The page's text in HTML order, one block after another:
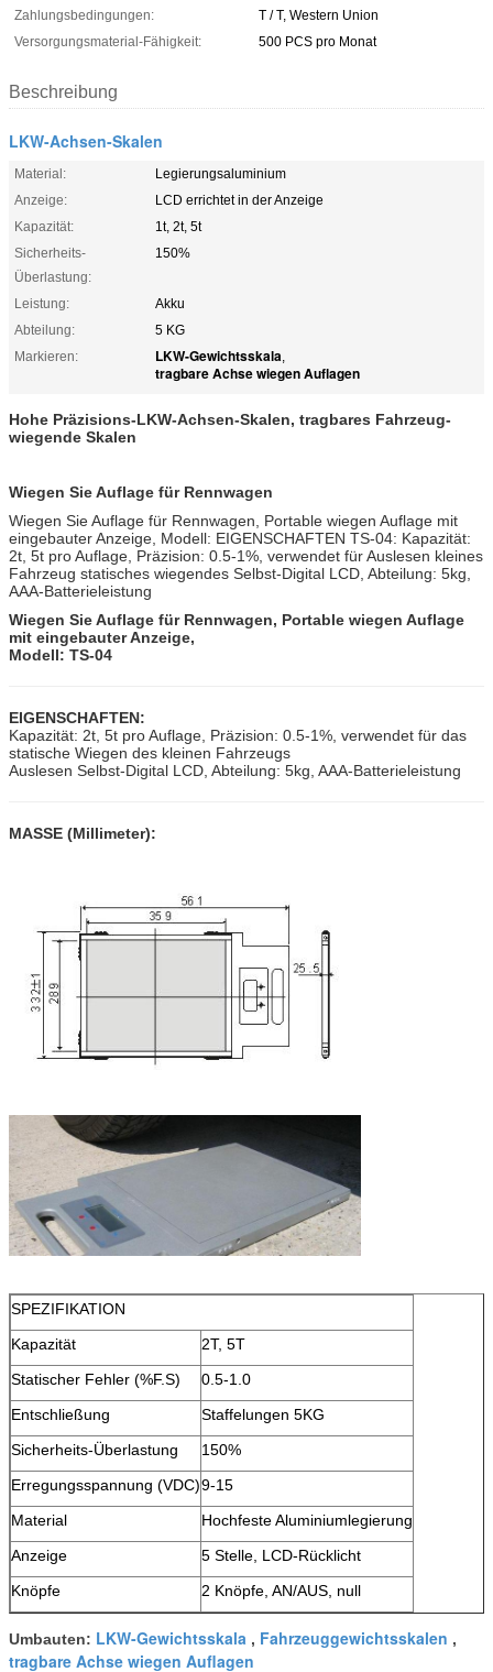
Zahlungsbedingungen:
T / T, Western Union
Versorgungsmaterial-Fähigkeit:
500 PCS pro Monat
Beschreibung
LKW-Achsen-Skalen
Material:
Legierungsaluminium
Anzeige:
LCD errichtet in der Anzeige
Kapazität:
1t, 2t, 5t
Sicherheits-
Überlastung:
150%
Leistung:
Akku
Abteilung:
5 KG
Markieren:
LKW-Gewichtsskala,
tragbare Achse wiegen Auflagen
Hohe Präzisions-LKW-Achsen-Skalen, tragbares Fahrzeug-
wiegende Skalen
Wiegen Sie Auflage für Rennwagen
Wiegen Sie Auflage für Rennwagen, Portable wiegen Auflage mit
eingebauter Anzeige, Modell: EIGENSCHAFTEN TS-04: Kapazität:
2t, 5t pro Auflage, Präzision: 0.5-1%, verwendet für Auslesen kleines
Fahrzeug statisches wiegendes Selbst-Digital LCD, Abteilung: 5kg,
AAA-Batterieleistung
Wiegen Sie Auflage für Rennwagen, Portable wiegen Auflage
mit eingebauter Anzeige,
Modell: TS-04
EIGENSCHAFTEN:
Kapazität: 2t, 5t pro Auflage, Präzision: 0.5-1%, verwendet für das
statische Wiegen des kleinen Fahrzeugs
Auslesen Selbst-Digital LCD, Abteilung: 5kg, AAA-Batterieleistung
MASSE (Millimeter):
SPEZIFIKATION
Kapazität
2T, 5T
Statischer Fehler (%F.S)
0.5-1.0
Entschließung
Staffelungen 5KG
Sicherheits-Überlastung
150%
Erregungsspannung (VDC)9-15
Material
Hochfeste Aluminiumlegierung
Anzeige
5 Stelle, LCD-Rücklicht
Knöpfe
2 Knöpfe, AN/AUS, null
Umbauten: LKW-Gewichtsskala , Fahrzeuggewichtsskalen ,
tragbare Achse wiegen Auflagen